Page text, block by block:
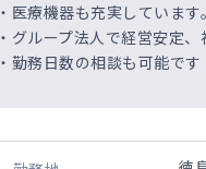
・医療機器も充実しています。
・グループ法人で経営安定
・勤務日数の相談も可能です